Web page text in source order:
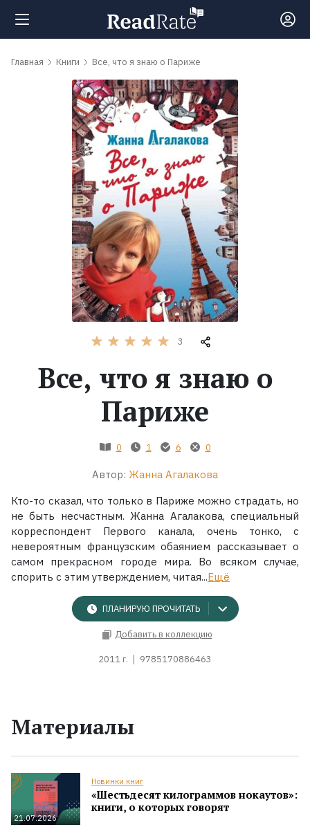
Поиск
Рейтинги
обсуждаемые
Серии
Главная Книги Все, что я знаю о Париже
3
Все, что я знаю о
Париже
0 1 6 0
Автор: Жанна Агалакова
Кто-то сказал, что только в Париже можно страдать, но
не быть несчастным. Жанна Агалакова, специальный
корреспондент Первого канала, очень тонко, с
невероятным французским обаянием рассказывает о
самом прекрасном городе мира. Во всяком случае,
спорить с этим утверждением, читая...Ещё
ПЛАНИРУЮ ПРОЧИТАТЬ
Добавить в коллекцию
2011 г. 9785170886463
Материалы
21.07.2026
Новинки книг
«Шестьдесят килограммов нокаутов»:
книги, о которых говорят